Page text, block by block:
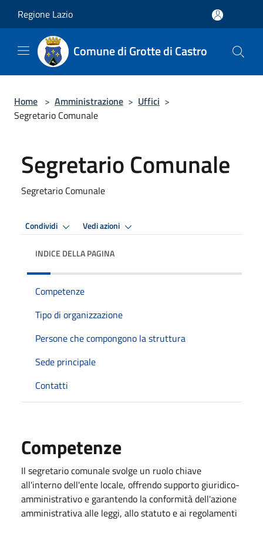
Regione Lazio
Comune di Grotte di Castro
Home > Amministrazione > Uffici >
Segretario Comunale
Segretario Comunale
Segretario Comunale
Condividi Vedi azioni
INDICE DELLA PAGINA
Competenze
Tipo di organizzazione
Persone che compongono la struttura
Sede principale
Contatti
Competenze
Il segretario comunale svolge un ruolo chiave
all'interno dell'ente locale, offrendo supporto giuridico-
amministrativo e garantendo la conformità dell'azione
amministrativa alle leggi, allo statuto e ai regolamenti